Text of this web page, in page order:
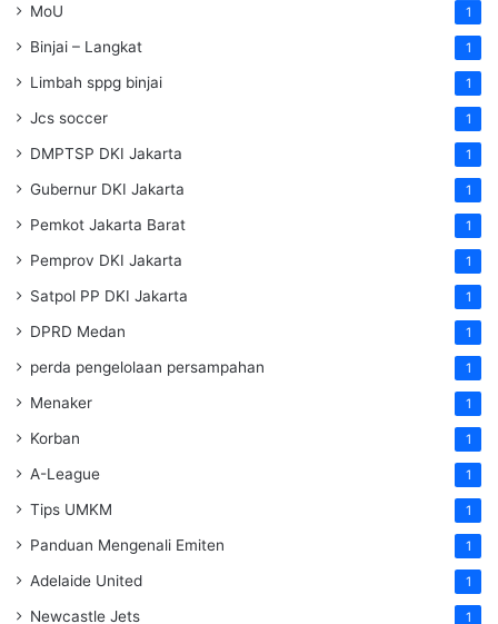
MoU 1
Binjai – Langkat 1
Limbah sppg binjai 1
Jcs soccer 1
DMPTSP DKI Jakarta 1
Gubernur DKI Jakarta 1
Pemkot Jakarta Barat 1
Pemprov DKI Jakarta 1
Satpol PP DKI Jakarta 1
DPRD Medan 1
perda pengelolaan persampahan 1
Menaker 1
Korban 1
A-League 1
Tips UMKM 1
Panduan Mengenali Emiten 1
Adelaide United 1
Newcastle Jets 1